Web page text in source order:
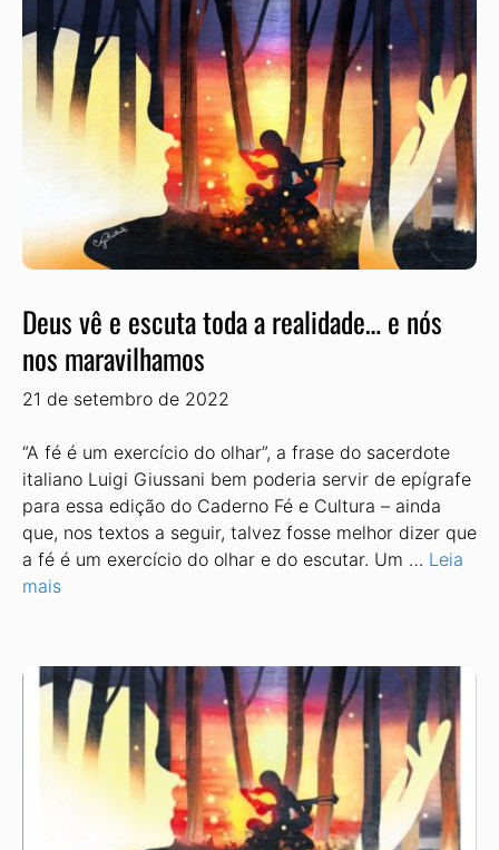
Deus vê e escuta toda a realidade… e nós
nos maravilhamos
21 de setembro de 2022
“A fé é um exercício do olhar”, a frase do sacerdote
italiano Luigi Giussani bem poderia servir de epígrafe
para essa edição do Caderno Fé e Cultura – ainda
que, nos textos a seguir, talvez fosse melhor dizer que
a fé é um exercício do olhar e do escutar. Um … Leia
mais